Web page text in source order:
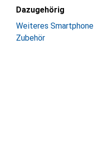
Dazugehörig
Weiteres Smartphone
Zubehör